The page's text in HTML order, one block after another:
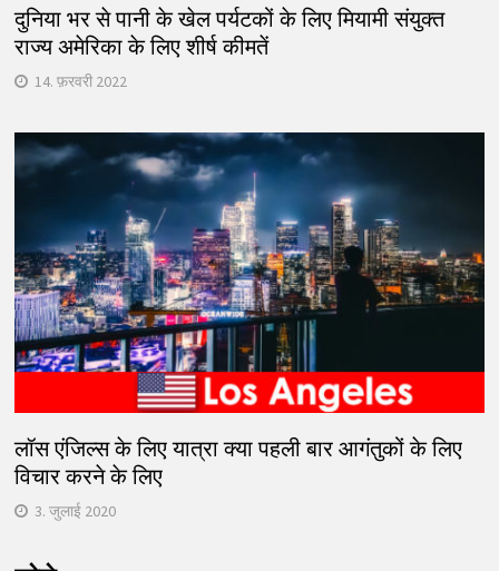
दुनिया भर से पानी के खेल पर्यटकों के लिए मियामी संयुक्त
राज्य अमेरिका के लिए शीर्ष कीमतें
14. फ़रवरी 2022
लॉस एंजिल्स के लिए यात्रा क्या पहली बार आगंतुकों के लिए
विचार करने के लिए
3. जुलाई 2020